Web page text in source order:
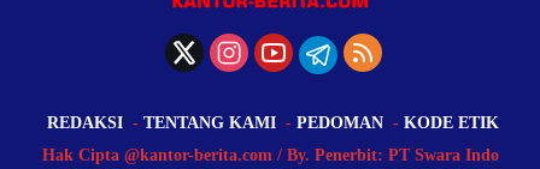
REDAKSI TENTANG KAMI PEDOMAN
KODE ETIK
Hak Cipta @kantor-berita.com / By. Penerbit: PT Swara Indo